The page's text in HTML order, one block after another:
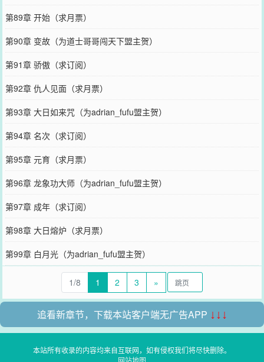
第89章 开始（求月票）
第90章 变故（为道士哥哥闯天下盟主贺）
第91章 骄傲（求订阅）
第92章 仇人见面（求月票）
第93章 大日如来咒（为adrian_fufu盟主贺）
第94章 名次（求订阅）
第95章 元育（求月票）
第96章 龙象功大师（为adrian_fufu盟主贺）
第97章 成年（求订阅）
第98章 大日熔炉（求月票）
第99章 白月光（为adrian_fufu盟主贺）
1/8 1 2 3 »
追看新章节，下载本站客户端无广告APP ↓↓↓
本站所有收录的内容均来自互联网，如有侵权我们将尽快删除。
网站地图